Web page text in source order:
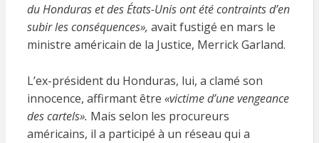
du Honduras et des États-Unis ont été contraints d’en
subir les conséquences», avait fustigé en mars le
ministre américain de la Justice, Merrick Garland.
L’ex-président du Honduras, lui, a clamé son
innocence, affirmant être «victime d’une vengeance
des cartels». Mais selon les procureurs
américains, il a participé à un réseau qui a